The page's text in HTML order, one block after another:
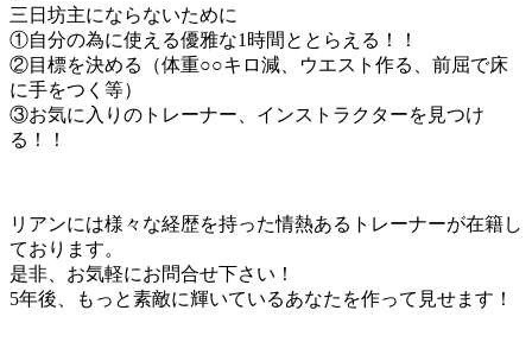
三日坊主にならないために
①自分の為に使える優雅な1時間ととらえる！！
②目標を決める（体重○○キロ減、ウエスト作る、前屈で床
に手をつく等）
③お気に入りのトレーナー、インストラクターを見つけ
る！！
リアンには様々な経歴を持った情熱あるトレーナーが在籍し
ております。
是非、お気軽にお問合せ下さい！
5年後、もっと素敵に輝いているあなたを作って見せます！